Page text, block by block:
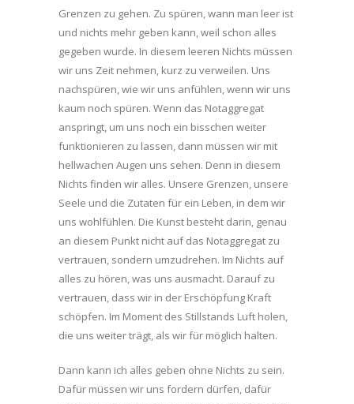
Grenzen zu gehen. Zu spüren, wann man leer ist
und nichts mehr geben kann, weil schon alles
gegeben wurde. In diesem leeren Nichts müssen
wir uns Zeit nehmen, kurz zu verweilen. Uns
nachspüren, wie wir uns anfühlen, wenn wir uns
kaum noch spüren. Wenn das Notaggregat
anspringt, um uns noch ein bisschen weiter
funktionieren zu lassen, dann müssen wir mit
hellwachen Augen uns sehen. Denn in diesem
Nichts finden wir alles. Unsere Grenzen, unsere
Seele und die Zutaten für ein Leben, in dem wir
uns wohlfühlen. Die Kunst besteht darin, genau
an diesem Punkt nicht auf das Notaggregat zu
vertrauen, sondern umzudrehen. Im Nichts auf
alles zu hören, was uns ausmacht. Darauf zu
vertrauen, dass wir in der Erschöpfung Kraft
schöpfen. Im Moment des Stillstands Luft holen,
die uns weiter trägt, als wir für möglich halten.
Dann kann ich alles geben ohne Nichts zu sein.
Dafür müssen wir uns fordern dürfen, dafür